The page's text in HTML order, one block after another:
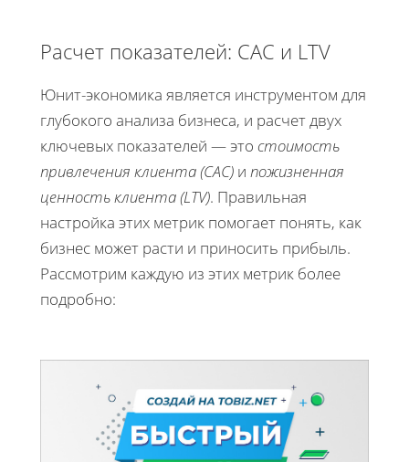
Расчет показателей: CAC и LTV
Юнит-экономика является инструментом для
глубокого анализа бизнеса, и расчет двух
ключевых показателей — это стоимость
привлечения клиента (CAC) и пожизненная
ценность клиента (LTV). Правильная
настройка этих метрик помогает понять, как
бизнес может расти и приносить прибыль.
Рассмотрим каждую из этих метрик более
подробно: